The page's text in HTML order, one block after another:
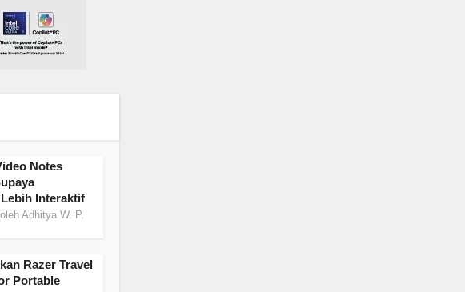
Notes
Interaktif
oleh Adhitya W. P.
Razer Travel
Portable